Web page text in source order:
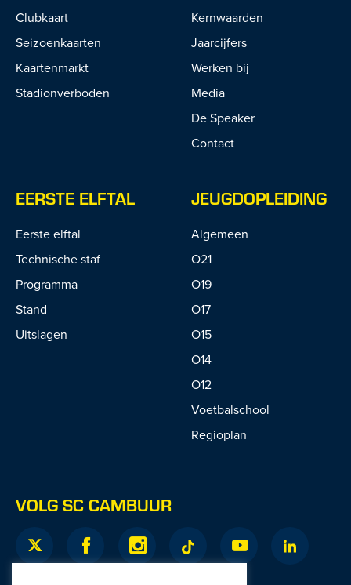
Clubkaart
Seizoenkaarten
Kaartenmarkt
Stadionverboden
Kernwaarden
Jaarcijfers
Werken bij
Media
De Speaker
Contact
EERSTE ELFTAL
Eerste elftal
Technische staf
Programma
Stand
Uitslagen
JEUGDOPLEIDING
Algemeen
O21
O19
O17
O15
O14
O12
Voetbalschool
Regioplan
VOLG SC CAMBUUR